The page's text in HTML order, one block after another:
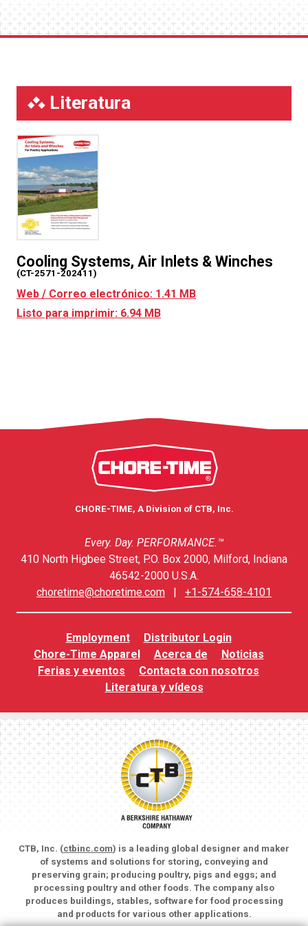
Literatura
Cooling Systems, Air Inlets & Winches
(CT-2571-202411)
Web / Correo electrónico: 1.41 MB
Listo para imprimir: 6.94 MB
CHORE-TIME, A Division of CTB, Inc.
Every. Day. PERFORMANCE.™
410 North Higbee Street, P.O. Box 2000, Milford, Indiana
46542-2000 U.S.A.
choretime@choretime.com | +1-574-658-4101
Employment
Distributor Login
Chore-Time Apparel
Acerca de
Noticias
Ferias y eventos
Contacta con nosotros
Literatura y vídeos
CTB, Inc. (ctbinc.com) is a leading global designer and maker
of systems and solutions for storing, conveying and
preserving grain; producing poultry, pigs and eggs; and
processing poultry and other foods. The company also
produces buildings, stables, software for food processing
and products for various other applications.